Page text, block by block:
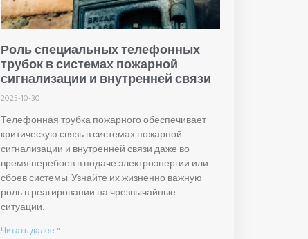
Роль специальных телефонных
трубок в системах пожарной
сигнализации и внутренней связи
2025-10-30
Телефонная трубка пожарного обеспечивает
критическую связь в системах пожарной
сигнализации и внутренней связи даже во
время перебоев в подаче электроэнергии или
сбоев системы. Узнайте их жизненно важную
роль в реагировании на чрезвычайные
ситуации.
Читать далее "